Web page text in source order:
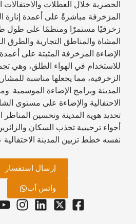
الحضرية خلال العطلات والاحتفالات
المزخرفة مباشرةً على أعمدة إنارة
زخرفيًا مستمرًا ومنظمًا على طول طرق
المشاة والمناطق التجارية والطرق
الإضاءة المزخرفة المثبتة على أعمدة
للاستخدام في الهواء الطلق، وهي تجمع
الزخرفية، مما يجعلها مناسبة للمشاريع
المدينة وبرامج الإضاءة الموسمية. ومن
الاحتفالية والإضاءة على مستوى
تحديد هوية المدينة وتحسين المناظر
أجواء ترحيبية تجذب السكان
نفسه خطط تزيين المدينة الاحتفالية
إرسال استفسار
واتس آب